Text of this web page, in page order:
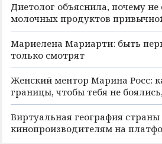
Диетолог объяснила, почему не
молочных продуктов
Мариелена Мариарти: быть
только смотрят
Женский ментор Марина Росс:
границы, чтобы тебя не
Виртуальная география страны
кинопроизводителям на